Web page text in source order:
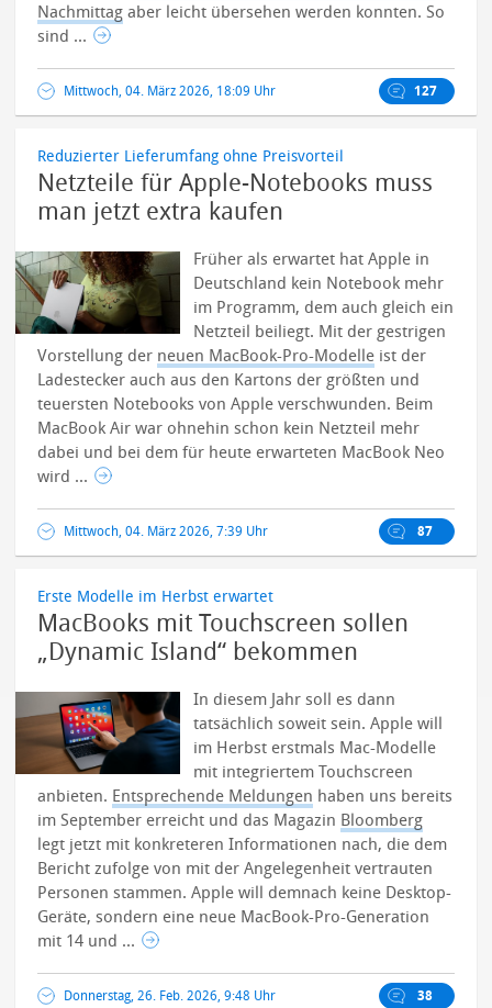
Nachmittag aber leicht übersehen werden konnten. So
sind ...
Mittwoch, 04. März 2026, 18:09 Uhr 127
Reduzierter Lieferumfang ohne Preisvorteil
Netzteile für Apple-Notebooks muss
man jetzt extra kaufen
Früher als erwartet hat Apple in
Deutschland kein Notebook mehr
im Programm, dem auch gleich ein
Netzteil beiliegt. Mit der gestrigen
Vorstellung der neuen MacBook-Pro-Modelle ist der
Ladestecker auch aus den Kartons der größten und
teuersten Notebooks von Apple verschwunden. Beim
MacBook Air war ohnehin schon kein Netzteil mehr
dabei und bei dem für heute erwarteten MacBook Neo
wird ...
Mittwoch, 04. März 2026, 7:39 Uhr 87
Erste Modelle im Herbst erwartet
MacBooks mit Touchscreen sollen
„Dynamic Island“ bekommen
In diesem Jahr soll es dann
tatsächlich soweit sein. Apple will
im Herbst erstmals Mac-Modelle
mit integriertem Touchscreen
anbieten. Entsprechende Meldungen haben uns bereits
im September erreicht und das Magazin Bloomberg
legt jetzt mit konkreteren Informationen nach, die dem
Bericht zufolge von mit der Angelegenheit vertrauten
Personen stammen. Apple will demnach keine Desktop-
Geräte, sondern eine neue MacBook-Pro-Generation
mit 14 und ...
Donnerstag, 26. Feb. 2026, 9:48 Uhr 38